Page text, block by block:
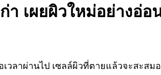
า เผยผิวใหม่อย่างอ่อ
เวลาผ่านไป เซลล์ผิวที่ตายแล้วจะสะสม